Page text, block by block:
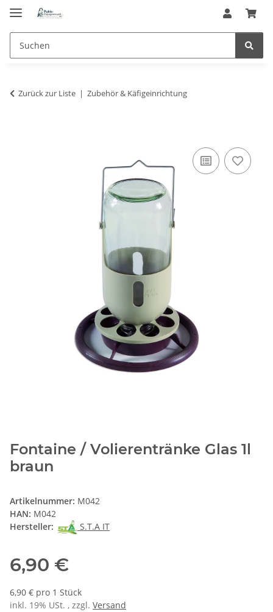
Zurück zur Liste Zubehör & Käfigeinrichtung
Fontaine / Volierentränke Glas 1l
braun
Artikelnummer: M042
HAN: M042
Hersteller:
S.T.A IT
6,90 €
6,90 € pro 1 Stück
inkl. 19% USt. , zzgl. Versand